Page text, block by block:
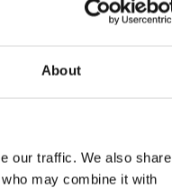
About
our traffic. We also share
may combine it with